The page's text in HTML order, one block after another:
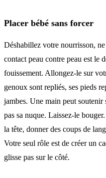
Placer bébé sans forcer
Déshabillez votre nourrisson,
contact peau contre peau est le
fouissement. Allongez-le sur
genoux sont repliés, ses pieds
jambes. Une main peut soutenir
pas sa nuque. Laissez-le
la tête, donner des coups de
Votre seul rôle est de créer un
glisse pas sur le côté.